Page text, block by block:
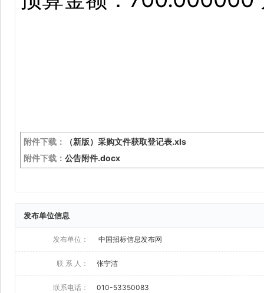
发布单位信息
发布单位： 中国招标信息发布网
联 系 人： 张宁洁
联系电话： 010-53350083